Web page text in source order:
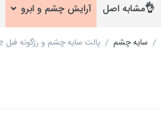
👌مشابه اصل آرایش چشم و ابرو
سایه چشم پالت سایه چشم و رژگونه فبل Febble